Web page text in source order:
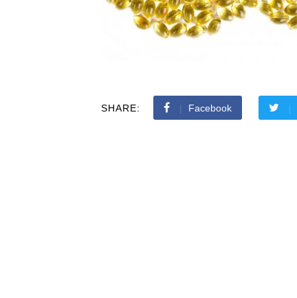
SHARE: Facebook